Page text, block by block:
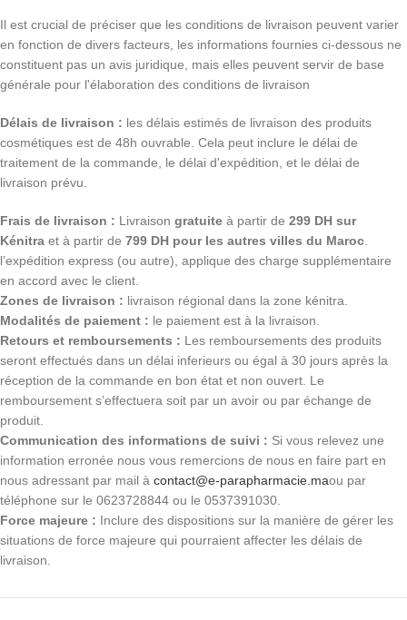
Il est crucial de préciser que les conditions de livraison peuvent varier
en fonction de divers facteurs, les informations fournies ci-dessous ne
constituent pas un avis juridique, mais elles peuvent servir de base
générale pour l'élaboration des conditions de livraison
Délais de livraison : les délais estimés de livraison des produits
cosmétiques est de 48h ouvrable. Cela peut inclure le délai de
traitement de la commande, le délai d'expédition, et le délai de
livraison prévu.
Frais de livraison : Livraison gratuite à partir de 299 DH sur
Kénitra et à partir de 799 DH pour les autres villes du Maroc
l’expédition express (ou autre), applique des charge supplémentaire
en accord avec le client.
Zones de livraison : livraison régional dans la zone kénitra.
Modalités de paiement : le paiement est à la livraison.
Retours et remboursements : Les remboursements des produits
seront effectués dans un délai inferieurs ou égal à 30 jours après la
réception de la commande en bon état et non ouvert. Le
remboursement s’effectuera soit par un avoir ou par échange de
produit.
Communication des informations de suivi : Si vous relevez une
information erronée nous vous remercions de nous en faire part en
nous adressant par mail à contact@e-parapharmacie.maou par
téléphone sur le 0623728844 ou le 0537391030.
Force majeure : Inclure des dispositions sur la manière de gérer les
situations de force majeure qui pourraient affecter les délais de
livraison.